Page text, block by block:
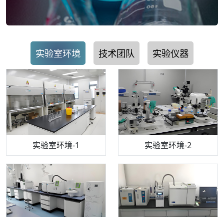
实验室环境 技术团队 实验仪器
实验室环境-1 实验室环境-2
机构质检技术员-1 机构质检技术员-2
步入式恒温恒湿试验箱 电感耦合等离子体光谱仪